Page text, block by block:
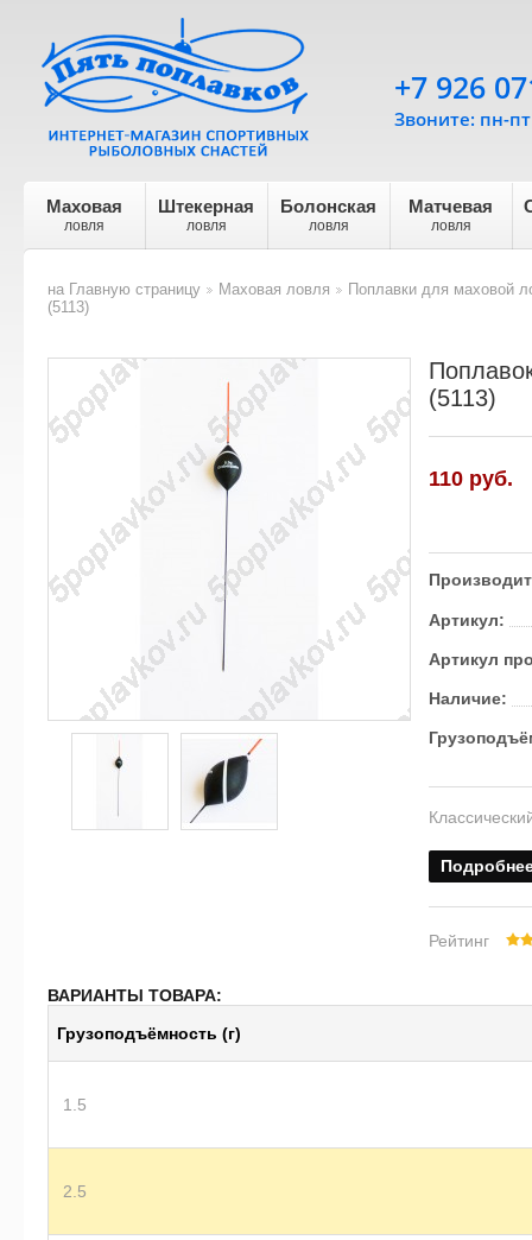
Маховая
ловля
Штекерная
ловля
Болонская
ловля
Матчевая
ловля
+7 926
Звоните: пн-
на Главную страницу
Маховая ловля
Поплавки для маховой
(5113)
(5113)
110 руб.
Артикул:
Артикул
Наличие:
Рейтинг
ВАРИАНТЫ ТОВАРА:
Грузоподъёмность (г)
1.5
2.5